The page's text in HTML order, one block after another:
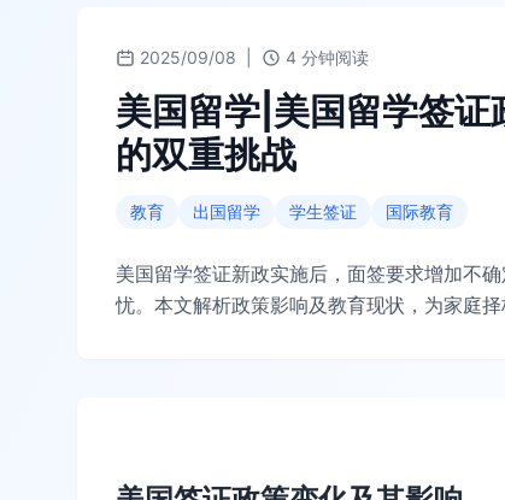
2025/09/08 4 分钟阅读
美国留学|美国留学签
的双重挑战
教育 出国留学 学生签证 国际教育
美国留学签证新政实施后，面签要求增加不
忧。本文解析政策影响及教育现状，为家庭择